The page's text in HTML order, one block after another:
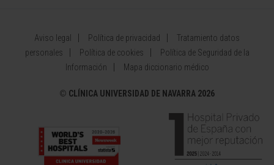
Aviso legal Política de privacidad
Tratamiento datos
personales
Política de cookies
Política de Seguridad de la
Información
Mapa diccionario médico
© CLÍNICA UNIVERSIDAD DE NAVARRA 2026